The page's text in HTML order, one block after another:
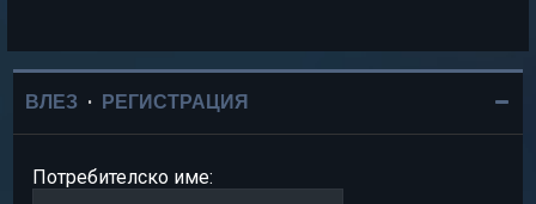
ВЛЕЗ • РЕГИСТРАЦИЯ
Потребителско име: